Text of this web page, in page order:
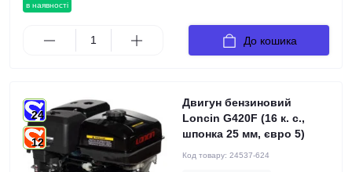
в наявності
До кошика
24
12
Двигун бензиновий
Loncin G420F (16 к. с.,
шпонка 25 мм, євро 5)
Код товару: 24537-624